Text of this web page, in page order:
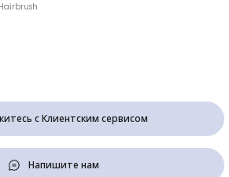
с Клиентским сервисом
Напишите нам